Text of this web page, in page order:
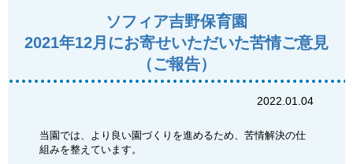
ソフィア吉野保育園
2021年12月にお寄せいただいた苦情ご意見
（ご報告）
2022.01.04
当園では、より良い園づくりを進めるため、苦情解決の仕
組みを整えています。